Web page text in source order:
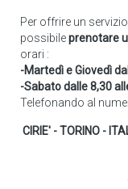
Per offrire un
possibileprenotare
orari :
-Martedì e Giovedì
-Sabato dalle 8,30
Telefonando al
CIRIE' - TORINO -